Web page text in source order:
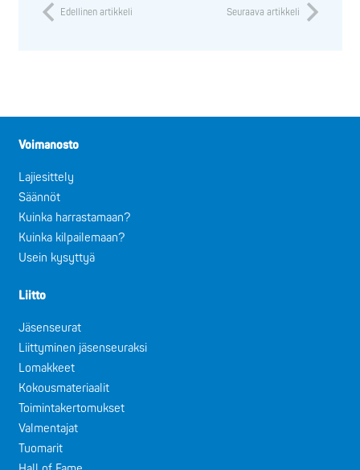
Edellinen artikkeli Seuraava artikkeli
Voimanosto
Lajiesittely
Säännöt
Kuinka harrastamaan?
Kuinka kilpailemaan?
Usein kysyttyä
Liitto
Jäsenseurat
Liittyminen jäsenseuraksi
Lomakkeet
Kokousmateriaalit
Toimintakertomukset
Valmentajat
Tuomarit